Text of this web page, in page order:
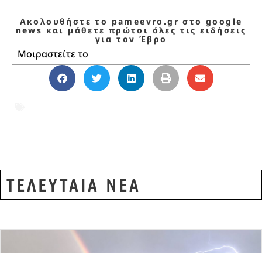
Ακολουθήστε το pameevro.gr στο google
news και μάθετε πρώτοι όλες τις ειδήσεις
για τον Έβρο
Μοιραστείτε το
ΤΕΛΕΥΤΑΙΑ ΝΕΑ